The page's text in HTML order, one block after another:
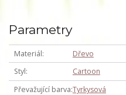
Parametry
Materiál
Dřevo
Styl
Cartoon
Převažující barva Tyrkysová